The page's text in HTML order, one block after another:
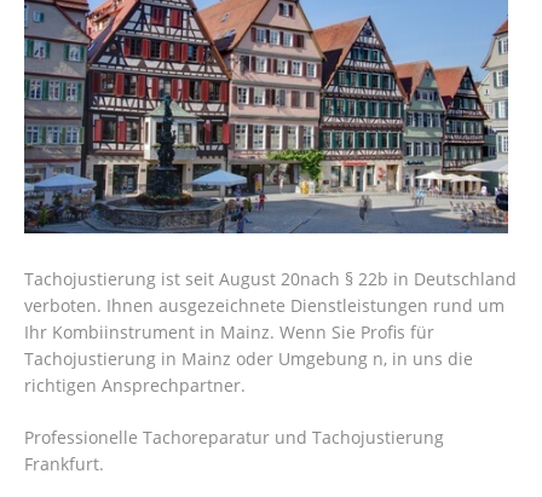
Tachojustierung ist seit August 20nach § 22b in Deutschland
verboten. Ihnen ausgezeichnete Dienstleistungen rund um
Ihr Kombiinstrument in Mainz. Wenn Sie Profis für
Tachojustierung in Mainz oder Umgebung n, in uns die
richtigen Ansprechpartner.
Professionelle Tachoreparatur und Tachojustierung
Frankfurt.